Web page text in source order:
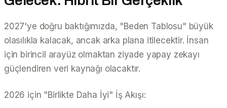
2027'ye doğru baktığımızda, "Beden Tablosu" büyük
olasılıkla kalacak, ancak arka plana itilecektir. İnsan
için birincil arayüz olmaktan ziyade yapay zekayı
güçlendiren veri kaynağı olacaktır.
2026 için "Birlikte Daha İyi" İş Akışı: